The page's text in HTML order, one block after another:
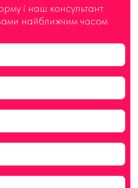
і наш консультант
найближчим часом